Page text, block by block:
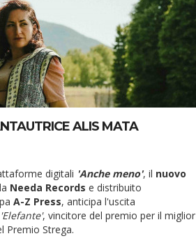
ALIS MATA
digitali 'Anche meno', il nuovo
Needa Records e distribuito
A-Z Press, anticipa l'uscita
'Elefante', vincitore del premio per il miglior
Premio Strega.